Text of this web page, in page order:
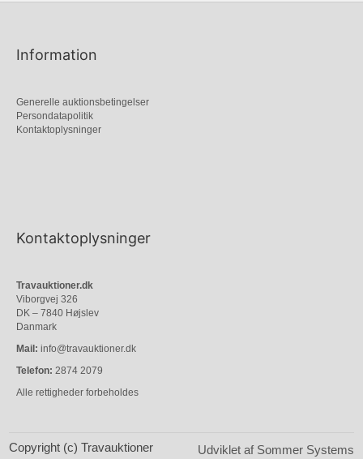
Information
Generelle auktionsbetingelser
Persondatapolitik
Kontaktoplysninger
Kontaktoplysninger
Travauktioner.dk
Viborgvej 326
DK – 7840 Højslev
Danmark
Mail: info@travauktioner.dk
Telefon: 2874 2079
Alle rettigheder forbeholdes
Copyright (c) Travauktioner Udviklet af Sommer Systems